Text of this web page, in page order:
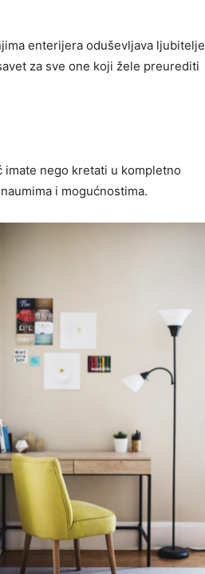
enterijera oduševljava ljubitelje
za sve one koji žele preurediti
nego kretati u kompletno
i mogućnostima.